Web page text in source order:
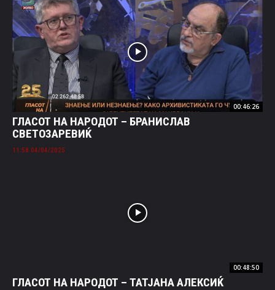
00:46:26
ГЛАСОТ НА НАРОДОТ – БРАНИСЛАВ
СВЕТОЗАРЕВИЌ
04/04/2025 11:58
00:48:50
ГЛАСОТ НА НАРОДОТ – ТАТЈАНА АЛЕКСИЌ